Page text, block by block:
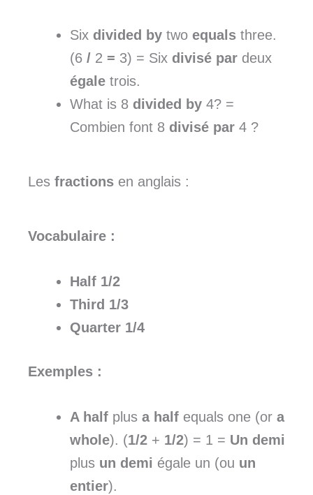
Six divided by two equals three.
(6 / 2 = 3) = Six divisé par deux
égale trois.
What is 8 divided by 4? =
Combien font 8 divisé par 4 ?
Les fractions en anglais :
Vocabulaire :
Half 1/2
Third 1/3
Quarter 1/4
Exemples :
A half plus a half equals one (or a
whole). (1/2 + 1/2) = 1 = Un demi
plus un demi égale un (ou un
entier).